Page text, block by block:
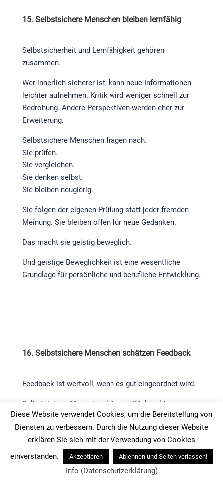
15. Selbstsichere Menschen bleiben lernfähig
Selbstsicherheit und Lernfähigkeit gehören
zusammen.
Wer innerlich sicherer ist, kann neue Informationen
leichter aufnehmen. Kritik wird weniger schnell zur
Bedrohung. Andere Perspektiven werden eher zur
Erweiterung.
Selbstsichere Menschen fragen nach.
Sie prüfen.
Sie vergleichen.
Sie denken selbst.
Sie bleiben neugierig.
Sie folgen der eigenen Prüfung statt jeder fremden
Meinung. Sie bleiben offen für neue Gedanken.
Das macht sie geistig beweglich.
Und geistige Beweglichkeit ist eine wesentliche
Grundlage für persönliche und berufliche Entwicklung.
16. Selbstsichere Menschen schätzen Feedback
Feedback ist wertvoll, wenn es gut eingeordnet wird.
Selbstsichere Menschen können Rückmeldungen
anhören, prüfen und nutzen. Sie müssen sich dadurch
weder klein fühlen noch sofort verteidigen.
Was davon ist hilfreich?
Diese Website verwendet Cookies, um die Bereitstellung von
Diensten zu verbessern. Durch die Nutzung dieser Website
erklären Sie sich mit der Verwendung von Cookies
einverstanden.
Akzeptieren Ablehnen und Seiten verlassen!
Info (Datenschutzerklärung)